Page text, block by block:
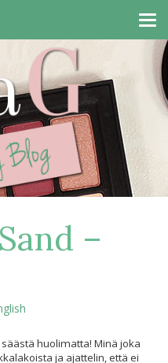
–
huolimatta! Minä joka
ja ajattelin, että ei